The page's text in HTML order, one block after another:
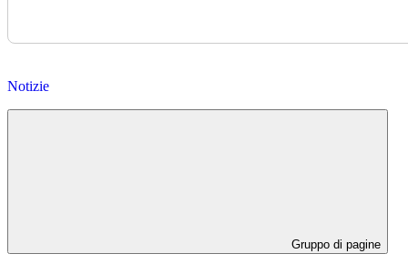
Notizie
Gruppo di pagine